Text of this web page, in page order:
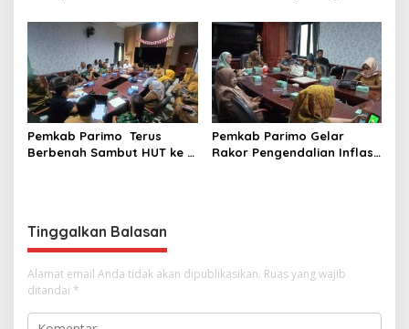
Persidangan III Tahun
Sidang 2025/2026
Sungai di Desa Air Panas
Pemkab Parimo Terus
Berbenah Sambut HUT ke –
Pemkab Parimo Gelar
Rakor Pengendalian Inflasi
Tinggalkan Balasan
Alamat email Anda tidak akan dipublikasikan. Ruas yang wajib
ditandai *